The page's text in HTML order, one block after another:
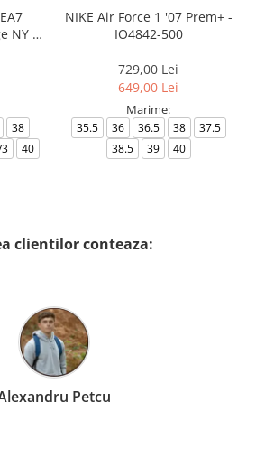
NY -
38
40
NIKE Air Force 1 '07 Prem+ -
IO4842-500
729,00 Lei
649,00 Lei
Marime:
35.5 36 36.5 38
37.5
38.5
39 40
clientilor conteaza:
Petcu